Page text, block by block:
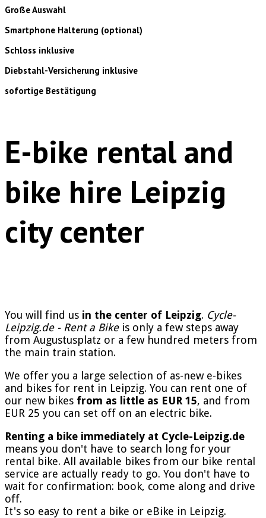
Große Auswahl
Smartphone Halterung (optional)
Schloss inklusive
Diebstahl-Versicherung inklusive
sofortige Bestätigung
E-bike rental and
bike hire Leipzig
city center
You will find us in the center of Leipzig. Cycle-
Leipzig.de - Rent a Bikeis only a few steps away
from Augustusplatz or a few hundred meters from
the main train station.
We offer you a large selection of as-new e-bikes
and bikes for rent in Leipzig. You can rent one of
our new bikes from as little as EUR 15, and from
EUR 25 you can set off on an electric bike.
Renting a bike immediately at Cycle-Leipzig.de
means you don't have to search long for your
rental bike. All available bikes from our bike rental
service are actually ready to go. You don't have to
wait for confirmation: book, come along and drive
off.
It's so easy to rent a bike or eBike in Leipzig.